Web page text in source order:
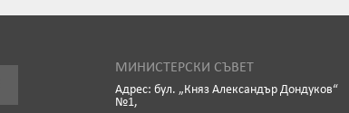
МИНИСТЕРСКИ СЪВЕТ
Адрес: бул. „Княз Александър Дондуков“
№1,